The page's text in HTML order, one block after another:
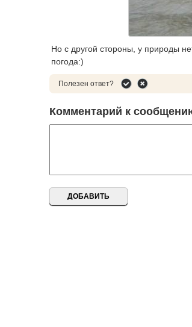
Но с другой стороны, у природы
погода:)
Полезен ответ?
Комментарий к